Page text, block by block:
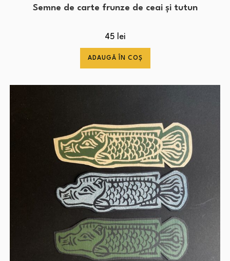
Semne de carte frunze de ceai și tutun
45 lei
ADAUGĂ ÎN COȘ